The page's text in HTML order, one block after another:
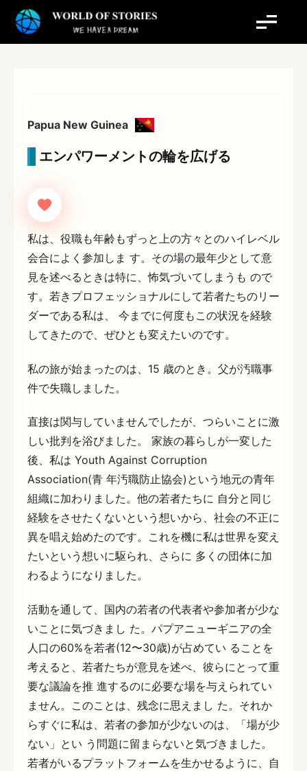
Papua New Guinea
エンパワーメントの輪を広げる
私は、役職も年齢もずっと上の方々とのハイレベル
会合によく参加しま す。その場の最年少として意
見を述べるときは特に、怖気づいてしまうも ので
す。若きプロフェッショナルにして若者たちのリー
ダーである私は、 今までに何度もこの状況を経験
してきたので、ぜひとも変えたいのです。
私の旅が始まったのは、15 歳のとき。父が汚職事
件で失職しました。
直接は関与していませんでしたが、つらいことに激
しい批判を浴びました。 家族の暮らしが一変した
後、私は Youth Against Corruption
Association(青 年汚職防止協会)という地元の青年
組織に加わりました。他の若者たちに 自分と同じ
経験をさせたくないという想いから、社会の不正に
異を唱え始めたのです。これを機に私は世界を変え
たいという想いに駆られ、さらに 多くの団体に加
わるようになりました。
活動を通して、国内の若者の代表者や参加者が少な
いことに気づきまし た。パプアニューギニアの全
人口の60%を若者(12〜30歳)が占めてい ることを
考えると、若者たちが意見を述べ、彼らにとって重
要な議論を推 進するのに必要な場を与えられてい
ません。このことは、残念に思えまし た。それか
らすぐに私は、若者の参加が少ないのは、「場が少
ない」とい う問題に留まらないと気づきました。
若者がいるプラットフォームを生かせるように、自